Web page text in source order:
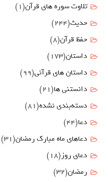
تلاوت سوره های قرآن(1)
حدیث(244)
حفظ قرآن(8)
داستان(173)
داستان های قرآنی(99)
دانستنی ها(21)
دسته‌بندی نشده(81)
دعا(44)
دعاهای ماه مبارک رمضان(31)
دعای روز(18)
رمضان(32)